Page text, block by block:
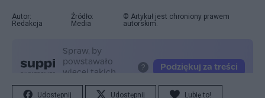
Autor:
Redakcja
Źródło:
Media
© Artykuł jest chroniony prawem
autorskim.
Udostępnij Udostępnij Lubię to!